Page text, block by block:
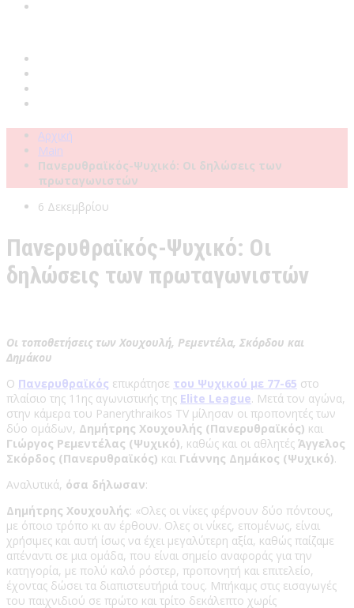
Αρχική
Main
Πανερυθραϊκός-Ψυχικό: Οι δηλώσεις των
πρωταγωνιστών
6 Δεκεμβρίου
Πανερυθραϊκός-Ψυχικό: Οι
δηλώσεις των πρωταγωνιστών
Οι τοποθετήσεις των Χουχουλή, Ρεμεντέλα, Σκόρδου και
Δημάκου
Ο Πανερυθραϊκός επικράτησε του Ψυχικού με 77-65 στο
πλαίσιο της 11ης αγωνιστικής της Elite League. Μετά τον αγώνα,
στην κάμερα του Panerythraikos TV μίλησαν οι προπονητές των
δύο ομάδων, Δημήτρης Χουχουλής (Πανερυθραϊκός) και
Γιώργος Ρεμεντέλας (Ψυχικό), καθώς και οι αθλητές Άγγελος
Σκόρδος (Πανερυθραϊκός) και Γιάννης Δημάκος (Ψυχικό).
Αναλυτικά, όσα δήλωσαν:
Δημήτρης Χουχουλής: «Ολες οι νίκες φέρνουν δύο πόντους,
με όποιο τρόπο κι αν έρθουν. Ολες οι νίκες, επομένως, είναι
χρήσιμες και αυτή ίσως να έχει μεγαλύτερη αξία, καθώς παίζαμε
απέναντι σε μια ομάδα, που είναι σημείο αναφοράς για την
κατηγορία, με πολύ καλό ρόστερ, προπονητή και επιτελείο,
έχοντας δώσει τα διαπιστευτήριά τους. Μπήκαμς στις εισαγωγές
του παιχνιδιού σε πρώτο και τρίτο δεκάλεπτο χωρίς